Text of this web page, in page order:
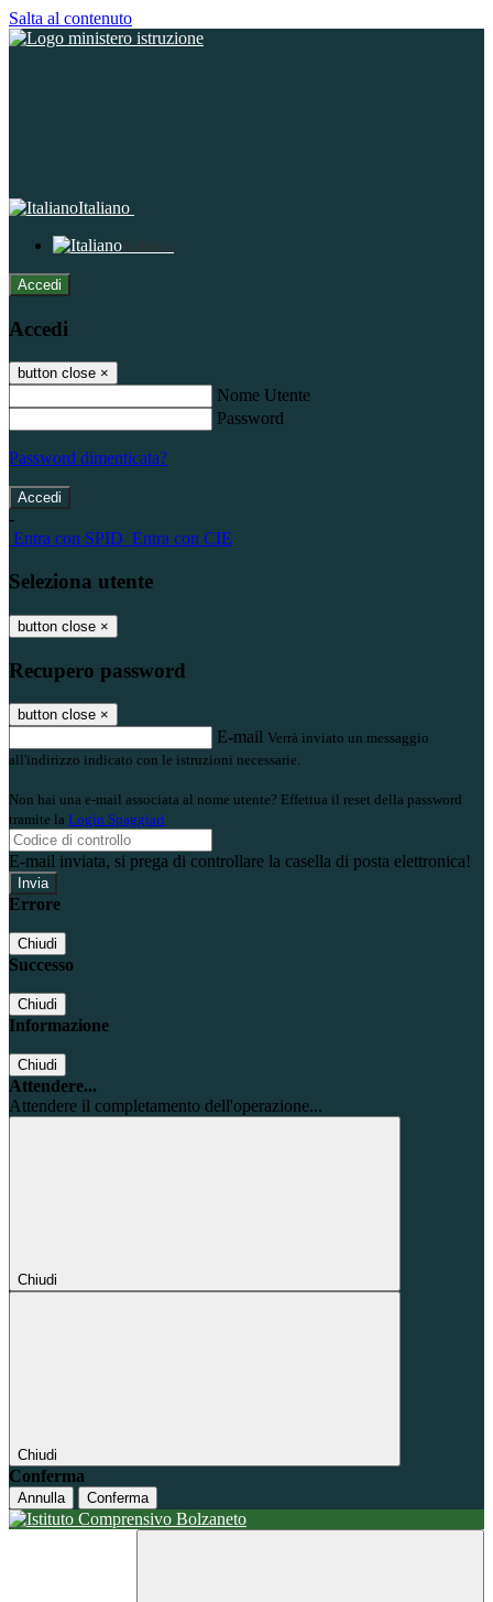
Salta al contenuto
Italiano
Italiano
Accedi
Accedi
button close ×
Nome Utente
Password
Password dimenticata?
-
Entra con SPID Entra con CIE
Seleziona utente
button close ×
Recupero password
button close ×
E-mail Verrà inviato un messaggio
all'indirizzo indicato con le istruzioni necessarie.
Non hai una e-mail associata al nome utente? Effettua il reset della password
tramite la Login Spaggiari
E-mail inviata, si prega di controllare la casella di posta elettronica!
Errore
Chiudi
Successo
Chiudi
Informazione
Chiudi
Attendere...
Attendere il completamento dell'operazione...
Chiudi
Chiudi
Conferma
Annulla Conferma